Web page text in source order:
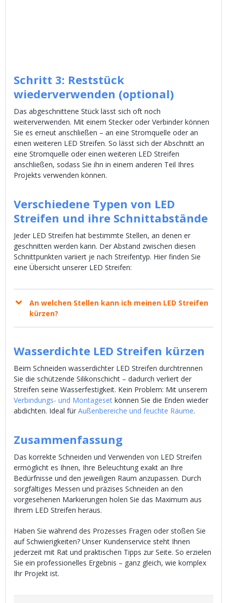
Schritt 3: Reststück
wiederverwenden (optional)
Das abgeschnittene Stück lässt sich oft noch
weiterverwenden. Mit einem Stecker oder Verbinder können
Sie es erneut anschließen – an eine Stromquelle oder an
einen weiteren LED Streifen. So lässt sich der Abschnitt an
eine Stromquelle oder einen weiteren LED Streifen
anschließen, sodass Sie ihn in einem anderen Teil Ihres
Projekts verwenden können.
Verschiedene Typen von LED
Streifen und ihre Schnittabstände
Jeder LED Streifen hat bestimmte Stellen, an denen er
geschnitten werden kann. Der Abstand zwischen diesen
Schnittpunkten variiert je nach Streifentyp. Hier finden Sie
eine Übersicht unserer LED Streifen:
An welchen Stellen kann ich meinen LED Streifen
kürzen?
Wasserdichte LED Streifen kürzen
Beim Schneiden wasserdichter LED Streifen durchtrennen
Sie die schützende Silikonschicht – dadurch verliert der
Streifen seine Wasserfestigkeit. Kein Problem: Mit unserem
Verbindungs- und Montageset können Sie die Enden wieder
abdichten. Ideal für Außenbereiche und feuchte Räume.
Zusammenfassung
Das korrekte Schneiden und Verwenden von LED Streifen
ermöglicht es Ihnen, Ihre Beleuchtung exakt an Ihre
Bedürfnisse und den jeweiligen Raum anzupassen. Durch
sorgfältiges Messen und präzises Schneiden an den
vorgesehenen Markierungen holen Sie das Maximum aus
Ihrem LED Streifen heraus.
Haben Sie während des Prozesses Fragen oder stoßen Sie
auf Schwierigkeiten? Unser Kundenservice steht Ihnen
jederzeit mit Rat und praktischen Tipps zur Seite. So erzielen
Sie ein professionelles Ergebnis – ganz gleich, wie komplex
Ihr Projekt ist.